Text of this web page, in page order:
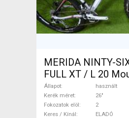
MERIDA NINTY-
FULL XT / L 20
26" össztelós /
ELADÓ
Állapot
használt
Kerék méret
26"
Fokozatok elöl
2
Keres / Kínál
ELADÓ